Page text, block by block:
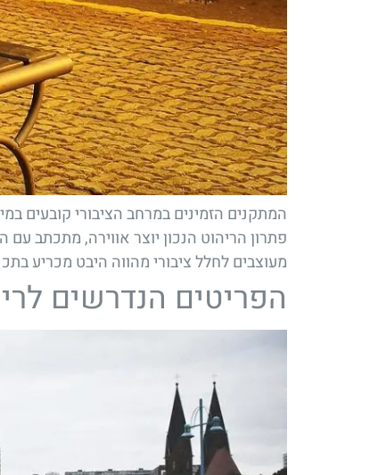
המתקנים הזמינים במרחב הציבורי קובעים
פתרון הריהוט הנכון יוצר אווירה, מתכתב
מעוצבים לחלל ציבורי מהווה היבט מכריע
הפריטים הנדרשים